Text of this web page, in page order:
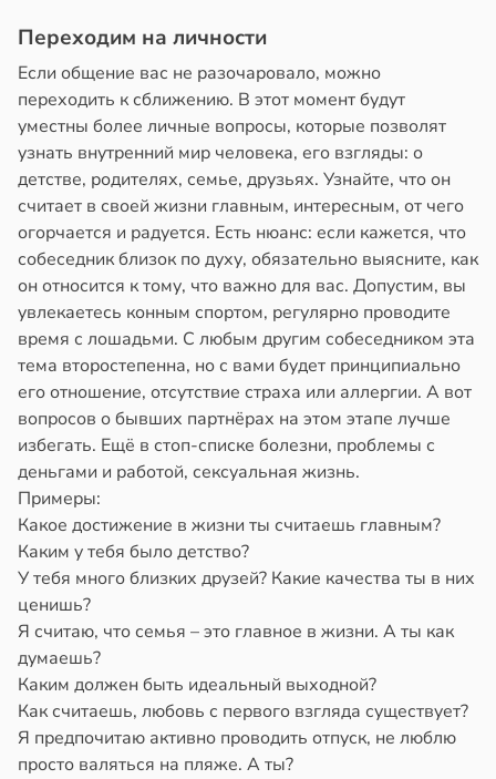
Переходим на личности
Если общение вас не разочаровало, можно
переходить к сближению. В этот момент будут
уместны более личные вопросы, которые позволят
узнать внутренний мир человека, его взгляды: о
детстве, родителях, семье, друзьях. Узнайте, что он
считает в своей жизни главным, интересным, от чего
огорчается и радуется. Есть нюанс: если кажется, что
собеседник близок по духу, обязательно выясните, как
он относится к тому, что важно для вас. Допустим, вы
увлекаетесь конным спортом, регулярно проводите
время с лошадьми. С любым другим собеседником эта
тема второстепенна, но с вами будет принципиально
его отношение, отсутствие страха или аллергии. А вот
вопросов о бывших партнёрах на этом этапе лучше
избегать. Ещё в стоп-списке болезни, проблемы с
деньгами и работой, сексуальная жизнь.
Примеры:
Какое достижение в жизни ты считаешь главным?
Каким у тебя было детство?
У тебя много близких друзей? Какие качества ты в них
ценишь?
Я считаю, что семья – это главное в жизни. А ты как
думаешь?
Каким должен быть идеальный выходной?
Как считаешь, любовь с первого взгляда существует?
Я предпочитаю активно проводить отпуск, не люблю
просто валяться на пляже. А ты?